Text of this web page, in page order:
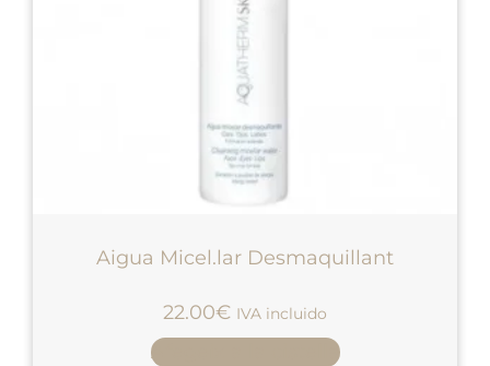
Aigua Micel.lar Desmaquillant
22.00€ IVA incluido
Afegeix a la cistella